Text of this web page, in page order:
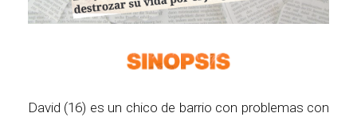
David (16) es un chico de barrio con problemas con